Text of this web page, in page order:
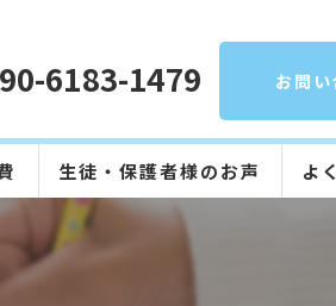
6183-1479 お問
生徒・保護者様のお声 よ